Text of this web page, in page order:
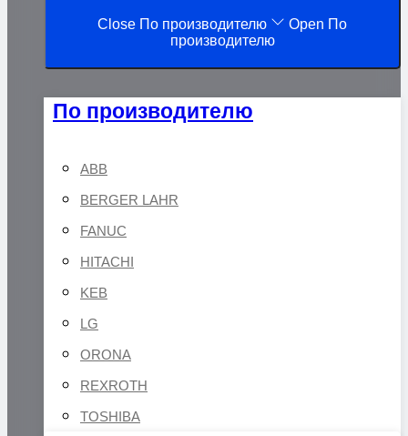
Close По производителю
Open По
производителю
По производителю
ABB
BERGER LAHR
FANUC
HITACHI
KEB
LG
ORONA
REXROTH
TOSHIBA